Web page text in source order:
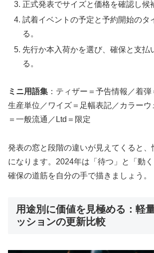
正式発表でサイズと価格を確認し候
試着イベントの予定と予約開始のタ
る。
先行か本入荷かを選び、確保と支払
る。
ミニ用語集 ：ティザー＝予告情報／着
生産単位／ワイズ＝足幅表記／カラーウ
＝一般流通／Ltd＝限定
発表の窓と段階の違いが見えてくると
になります。2024年は「待つ」と「動く
確保の道筋を自分の手で描きましょう。
用途別に価値を見極める：軽
ッションの更新比較